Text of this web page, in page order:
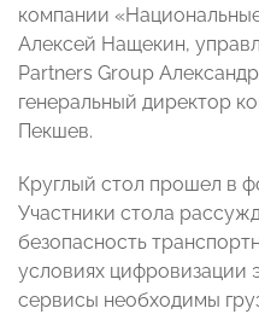
компании
Алексей Нащекин,
Partners Group
генеральный директор
Пекшев.
Круглый стол прошел в
Участники стола
безопасность
условиях цифровизации
сервисы необходимы